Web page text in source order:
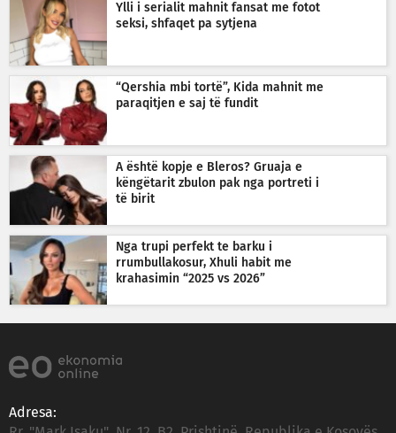
Ylli i serialit mahnit fansat me fotot
seksi, shfaqet pa sytjena
“Qershia mbi tortë”, Kida mahnit me
paraqitjen e saj të fundit
A është kopje e Bleros? Gruaja e
këngëtarit zbulon pak nga portreti i
të birit
Nga trupi perfekt te barku i
rrumbullakosur, Xhuli habit me
krahasimin “2025 vs 2026”
Adresa: